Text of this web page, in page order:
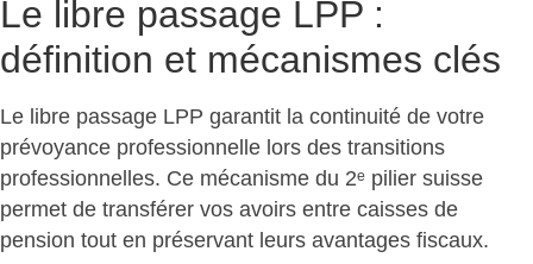
Le libre passage LPP :
définition et mécanismes clés
Le libre passage LPP garantit la continuité de votre
prévoyance professionnelle lors des transitions
professionnelles. Ce mécanisme du 2ᵉ pilier suisse
permet de transférer vos avoirs entre caisses de
pension tout en préservant leurs avantages fiscaux.